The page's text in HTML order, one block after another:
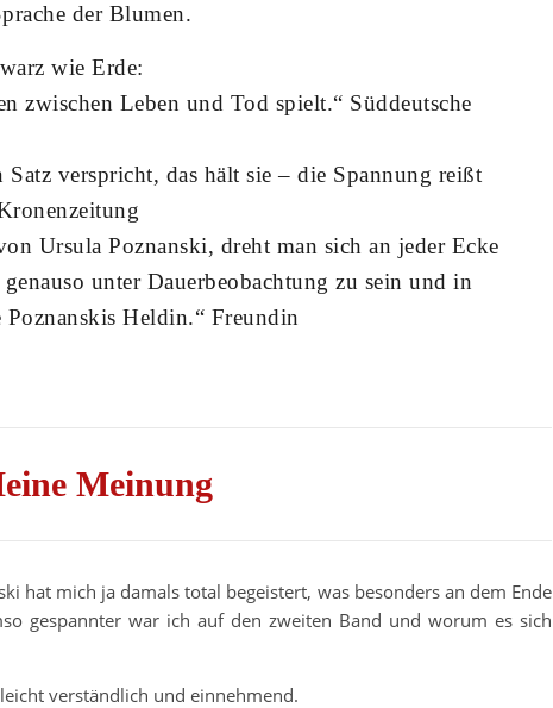
der Blumen.
wie Erde:
zwischen Leben und Tod spielt.“ Süddeutsche
Satz verspricht, das hält sie – die Spannung reißt
Ursula Poznanski, dreht man sich an jeder Ecke
unter Dauerbeobachtung zu sein und in
Heldin.“ Freundin
Meinung
hat mich ja damals total begeistert, was besonders an dem Ende
gespannter war ich auf den zweiten Band und worum es sich
verständlich und einnehmend.